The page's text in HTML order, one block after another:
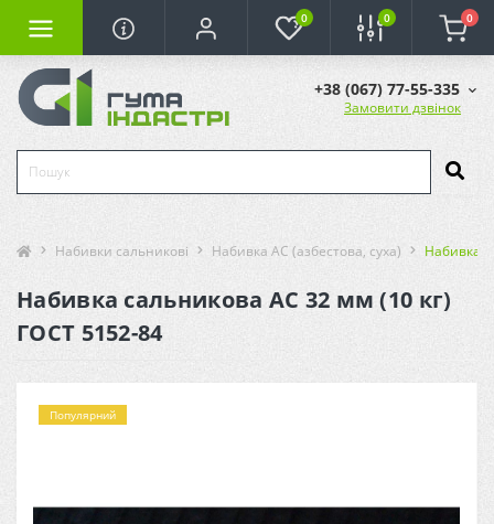
0 0 0
+38 (067) 77-55-335
Замовити дзвінок
Набивки сальникові Набивка АС (азбестова, суха) Набивка
Набивка сальникова АС 32 мм (10 кг)
ГОСТ 5152-84
Популярний